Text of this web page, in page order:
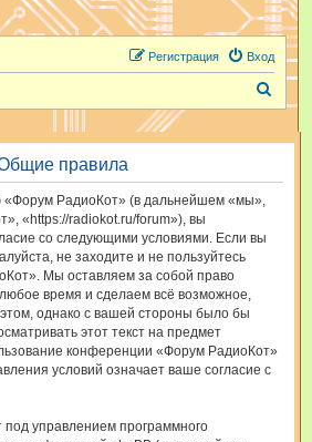
Вход
Регистрация
и
правила
РадиоКот» (в дальнейшем «мы»,
«https://radiokot.ru/forum»), вы
со следующими условиями. Если вы
не заходите и не пользуйтесь
Мы оставляем за собой право
время и сделаем всё возможное,
однако с вашей стороны было бы
этот текст на предмет
конференции «Форум РадиоКот»
условий означает ваше согласие с
управлением программного